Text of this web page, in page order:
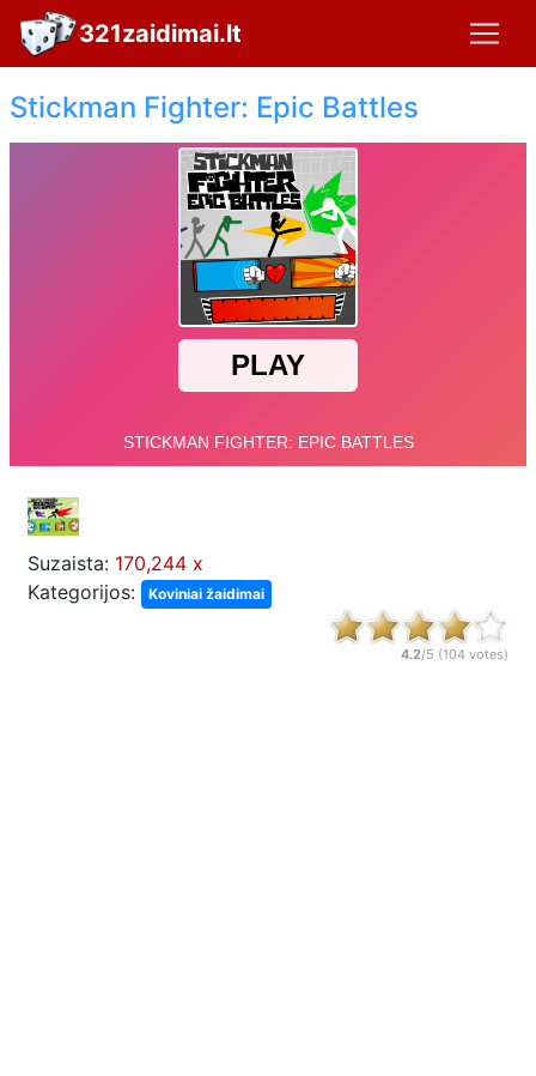
321zaidimai.lt
Stickman Fighter: Epic Battles
Suzaista: 170,244 x
Kategorijos:
Koviniai žaidimai
4.2/5 (104 votes)